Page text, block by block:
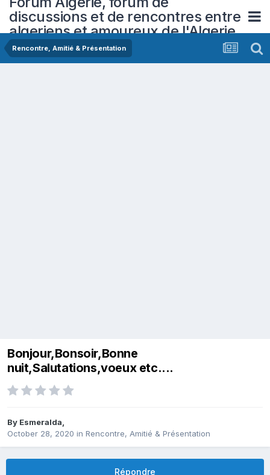
discussions et de rencontres entre
algeriens et amoureux de l'Algerie
Rencontre, Amitié & Présentation
Bonjour,Bonsoir,Bonne
nuit,Salutations,voeux etc....
By Esmeralda,
October 28, 2020 in Rencontre, Amitié & Présentation
Répondre